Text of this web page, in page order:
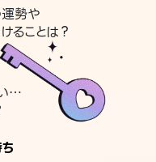
勢や
ることは？
…